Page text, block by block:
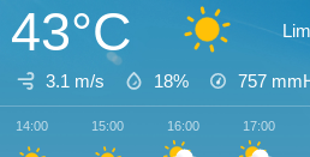
43°C
3.1 m/s 18% 757
14:00 15:00 16:00 17:00